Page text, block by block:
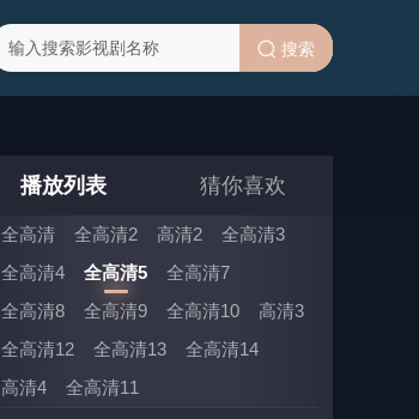
搜索
播放列表 猜你喜欢
全高清 全高清2 高清2
全高清3
全高清4
全高清5
全高清7
全高清8
全高清9 全高清10
高清3
全高清12
全高清13
全高清14
高清4
全高清11